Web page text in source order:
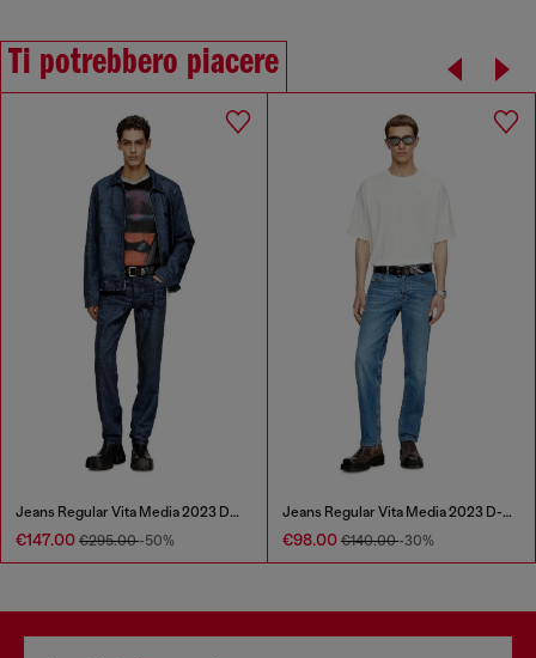
Ti potrebbero piacere
Jeans Regular Vita Media 2023 D-Finitive
€147.00 €295.00-50%
Jeans Regular Vita Media 2023 D-Finitive
€98.00 €140.00-30%